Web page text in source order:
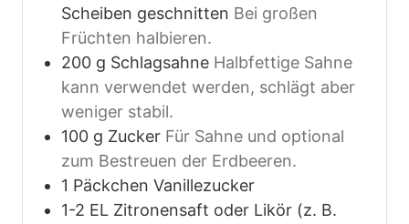
Scheiben geschnitten Bei großen
Früchten halbieren.
200 g Schlagsahne Halbfettige Sahne
kann verwendet werden, schlägt aber
weniger stabil.
100 g Zucker Für Sahne und optional
zum Bestreuen der Erdbeeren.
1 Päckchen Vanillezucker
1-2 EL Zitronensaft oder Likör (z. B.